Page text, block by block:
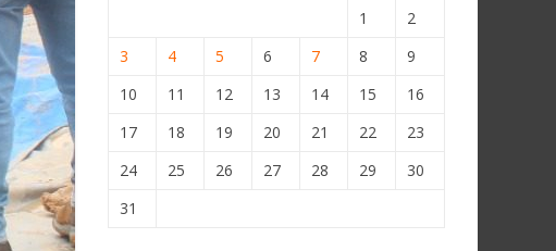
1
2
3
4 5 6 7 8
9
10
11 12 13 14 15
16
17
18 19 20 21 22
23
24
25 26 27 28 29
30
31